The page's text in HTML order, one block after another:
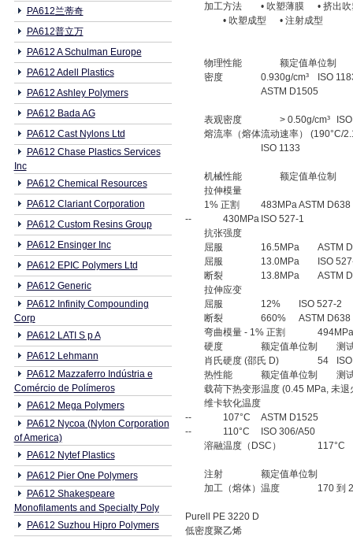
PA612兰蒂奇
PA612普立万
PA612 A Schulman Europe
PA612 Adell Plastics
PA612 Ashley Polymers
PA612 Bada AG
PA612 Cast Nylons Ltd
PA612 Chase Plastics Services
Inc
PA612 Chemical Resources
PA612 Clariant Corporation
PA612 Custom Resins Group
PA612 Ensinger Inc
PA612 EPIC Polymers Ltd
PA612 Generic
PA612 Infinity Compounding
Corp
PA612 LATI S p A
PA612 Lehmann
PA612 Mazzaferro Indústria e
Comércio de Polímeros
PA612 Mega Polymers
PA612 Nycoa (Nylon Corporation
of America)
PA612 Nytef Plastics
PA612 Pier One Polymers
PA612 Shakespeare
Monofilaments and Specialty Poly
PA612 Suzhou Hipro Polymers
加工方法
• 吹塑薄膜
• 挤出
• 吹塑成型
• 注射成型
物理性能
额定值单位制
密度
0.930g/cm³
ISO
ASTM D1505
表观密度 > 0.50g/cm³
熔流率（熔体流动速率） (190°C/
ISO 1133
机械性能
额定值单位制
拉伸模量
1% 正割
483MPaASTM D638
--
430MPa ISO 527-1
抗张强度
屈服
16.5MPa
ASTM
屈服
13.0MPa
ISO
断裂
13.8MPa
ASTM
拉伸应变
屈服
12%
ISO 527-2
断裂
660%
ASTM D638
弯曲模量 - 1% 正割
494MPa
硬度
额定值单位制
测
肖氏硬度 (邵氏 D)
54
热性能
额定值单位制
测
载荷下热变形温度 (0.45 MPa, 未退
维卡软化温度
--
107°C
ASTM D1525
--
110°C
ISO 306/A50
溶融温度（DSC）
117°C
注射
额定值单位制
加工（熔体）温度
170 到
Purell PE 3220 D
低密度聚乙烯